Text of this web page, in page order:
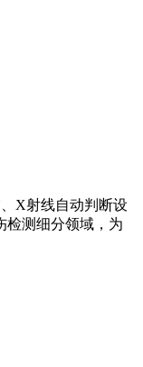
X射线自动判断设
检测细分领域，为